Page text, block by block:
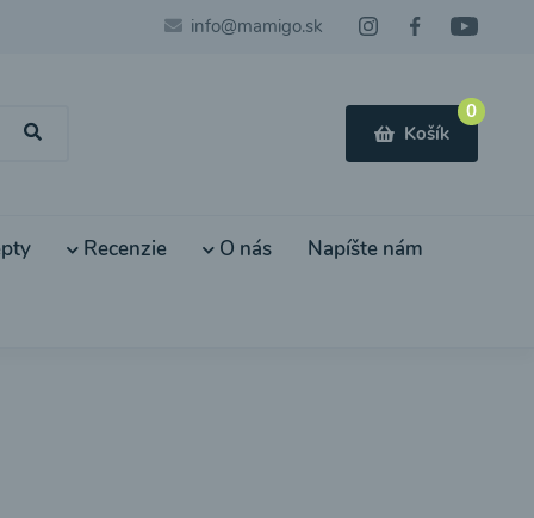
info@mamigo.sk
0
Košík
Recenzie O nás Napíšte nám